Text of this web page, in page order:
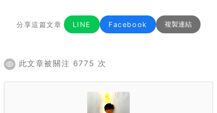
分享這篇文章 LINE Facebook 複製連結
此文章被關注 6775 次